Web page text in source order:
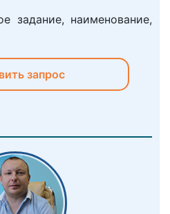
задание, наименование,
запрос